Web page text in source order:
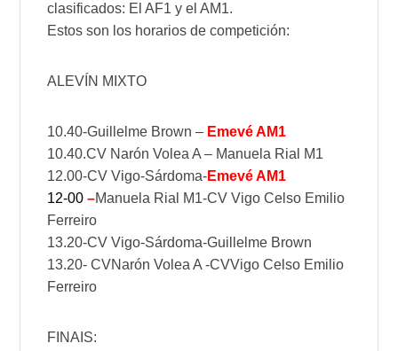
clasificados: El AF1 y el AM1.
Estos son los horarios de competición:
ALEVÍN MIXTO
10.40-Guillelme Brown – Emevé AM1
10.40.CV Narón Volea A – Manuela Rial M1
12.00-CV Vigo-Sárdoma-Emevé AM1
12-00 –Manuela Rial M1-CV Vigo Celso Emilio
Ferreiro
13.20-CV Vigo-Sárdoma-Guillelme Brown
13.20- CVNarón Volea A -CVVigo Celso Emilio
Ferreiro
FINAIS: